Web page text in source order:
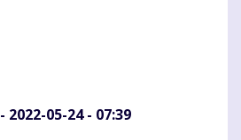
- 2022-05-24 - 07:39